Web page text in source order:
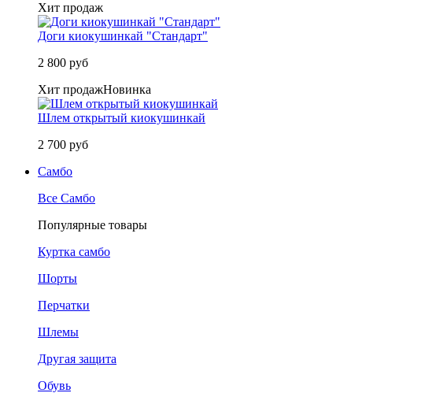
Хит продаж
Доги киокушинкай "Стандарт"
2 800 руб
Хит продажНовинка
Шлем открытый киокушинкай
2 700 руб
Самбо
Все Самбо
Популярные товары
Куртка самбо
Шорты
Перчатки
Шлемы
Другая защита
Обувь